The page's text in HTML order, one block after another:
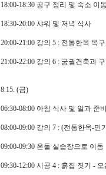
18:00-18:30 공구 정리 및 숙소 이동
18:30-20:00 샤워 및 저녁 식사
20:00-21:00 강의 5 : 전통한옥 목
21:00-22:00 강의 6 : 궁궐건축과
8.15. (금)
06:30-08:00 아침 식사 및 일과 준비
08:00-09:00 강의 7 : (전통한옥-
09:00-09:30 온돌 실습장으로 이동
09:30-12:00 시공 4 : 흙집 짓기 -